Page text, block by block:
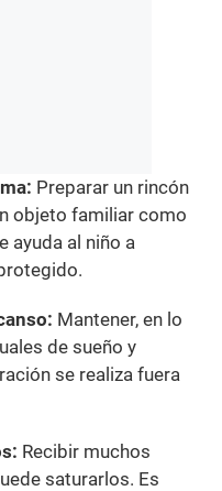
Preparar un rincón
objeto familiar como
ayuda al niño a
Mantener, en lo
de sueño y
se realiza fuera
Recibir muchos
saturarlos. Es